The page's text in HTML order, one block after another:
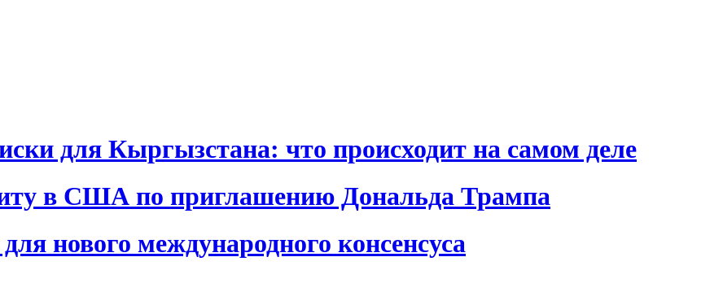
для Кыргызстана: что происходит на самом деле
в США по приглашению Дональда Трампа
нового международного консенсуса